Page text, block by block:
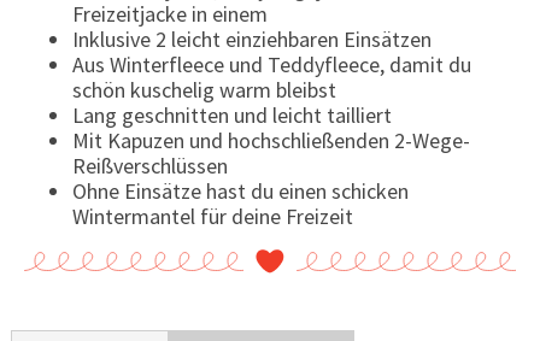
Freizeitjacke in einem
Inklusive 2 leicht einziehbaren Einsätzen
Aus Winterfleece und Teddyfleece, damit du
schön kuschelig warm bleibst
Lang geschnitten und leicht tailliert
Mit Kapuzen und hochschließenden 2-Wege-
Reißverschlüssen
Ohne Einsätze hast du einen schicken
Wintermantel für deine Freizeit